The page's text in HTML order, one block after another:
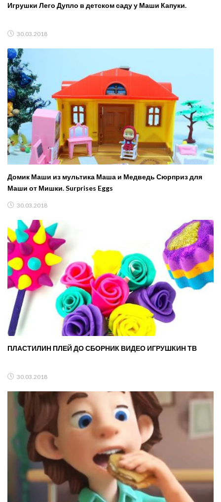
Игрушки Лего Дупло в детском саду у Маши Капуки.
30.03.2018
Домик Маши из мультика Маша и Медведь Сюрприз для
Маши от Мишки. Surprises Eggs
30.03.2018
ПЛАСТИЛИН ПЛЕЙ ДО СБОРНИК ВИДЕО ИГРУШКИН ТВ
30.03.2018